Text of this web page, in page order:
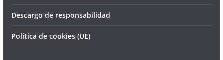
Descargo de responsabilidad
Política de cookies (UE)